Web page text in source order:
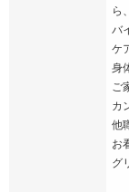
ら
バ
ケ
身
ご
カ
他
お
グ